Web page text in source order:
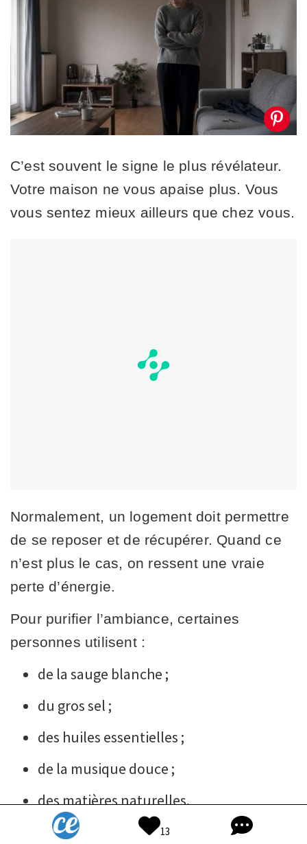
C’est souvent le signe le plus révélateur.
Votre maison ne vous apaise plus. Vous
vous sentez mieux ailleurs que chez vous.
Normalement, un logement doit permettre
de se reposer et de récupérer. Quand ce
n’est plus le cas, on ressent une vraie
perte d’énergie.
Pour purifier l’ambiance, certaines
personnes utilisent :
de la sauge blanche ;
du gros sel ;
des huiles essentielles ;
de la musique douce ;
des matières naturelles.
Le plus important reste souvent de
13